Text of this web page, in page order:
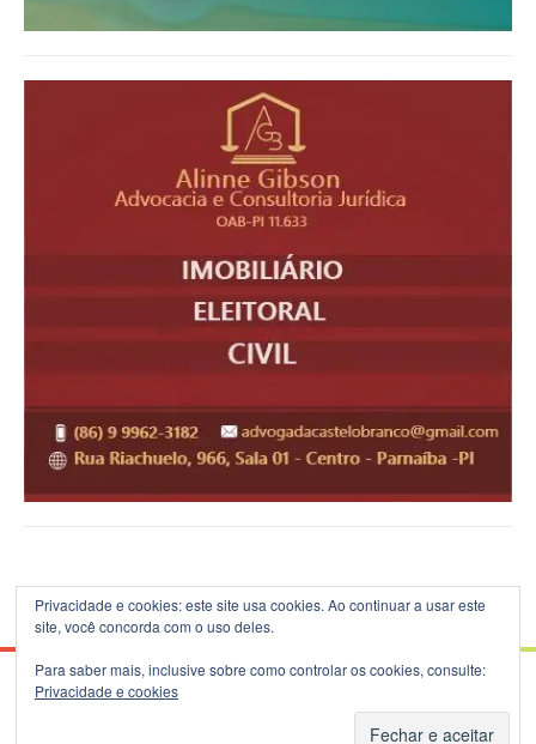
© 2026 Blog do B.Silva - Theme: Patus by
Privacidade e cookies: este site usa cookies. Ao continuar a usar este
site, você concorda com o uso deles.
Para saber mais, inclusive sobre como controlar os cookies, consulte:
Privacidade e cookies